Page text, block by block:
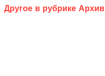
Другое в рубрике Архив